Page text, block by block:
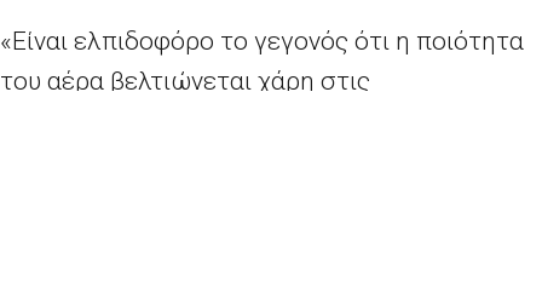
«Είναι ελπιδοφόρο το γεγονός ότι η ποιότητα
του αέρα βελτιώνεται χάρη στις